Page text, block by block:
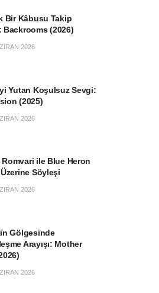
Bir Kâbusu Takip
Backrooms (2026)
2026
Yutan Koşulsuz Sevgi:
(2025)
2026
ile Blue Heron
Söyleşi
2026
Gölgesinde
Arayışı: Mother
2026